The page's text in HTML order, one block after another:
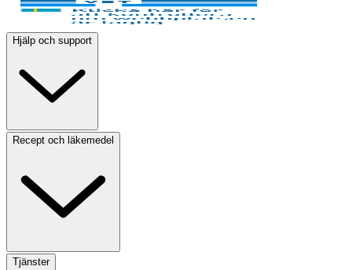
Hjälp och support
Recept och läkemedel
Tjänster